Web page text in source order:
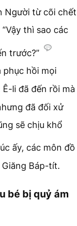
Người từ cõi chết
thì sao các
trước?”
phục hồi mọi
li đã đến rồi mà
đã đối xử
sẽ chịu khổ
ấy, các môn đồ
Báp-tít.
bé bị quỷ ám